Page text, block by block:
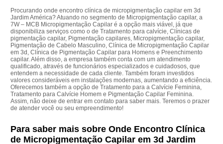
Procurando onde encontro clínica de micropigmentação capilar em 3d
Jardim América? Atuando no segmento de Micropigmentação capilar, a
7W – MCB Micropigmentação Capilar é a opção mais viável, já que
disponibiliza serviços como o de Tratamento para calvície, Clínicas de
pigmentação capilar, Pigmentação capilares, Micropigmentação capilar,
Pigmentação de Cabelo Masculino, Clínica de Micropigmentação Capilar
em 3d, Clínica de Pigmentação Capilar para Homens e Preenchimento
capilar. Além disso, a empresa também conta com um atendimento
qualificado, através de funcionários especializados e cuidadosos, que
entendem a necessidade de cada cliente. Também foram investidos
valores consideráveis em instalações modernas, aumentando a eficiência.
Oferecemos também a opção de Tratamento para a Calvície Feminina,
Tratamento para Calvície Homem e Pigmentação Capilar Feminina.
Assim, não deixe de entrar em contato para saber mais. Teremos o prazer
de atender você ou seu empreendimento!
Para saber mais sobre Onde Encontro Clínica
de Micropigmentação Capilar em 3d Jardim